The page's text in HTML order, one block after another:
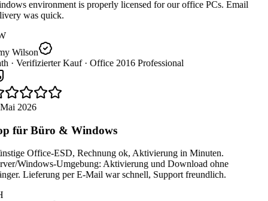
environment is properly licensed for our office PCs. Email
was quick.
Wilson
· Verifizierter Kauf · Office 2016 Professional
2026
für Büro & Windows
Office-ESD, Rechnung ok, Aktivierung in Minuten.
Windows-Umgebung: Aktivierung und Download ohne
Lieferung per E-Mail war schnell, Support freundlich.